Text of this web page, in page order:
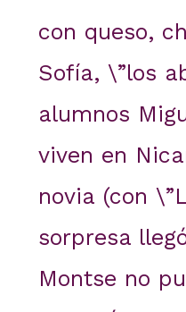
con queso,
Sofía, \”los
alumnos
viven en
novia (con
sorpresa
Montse no